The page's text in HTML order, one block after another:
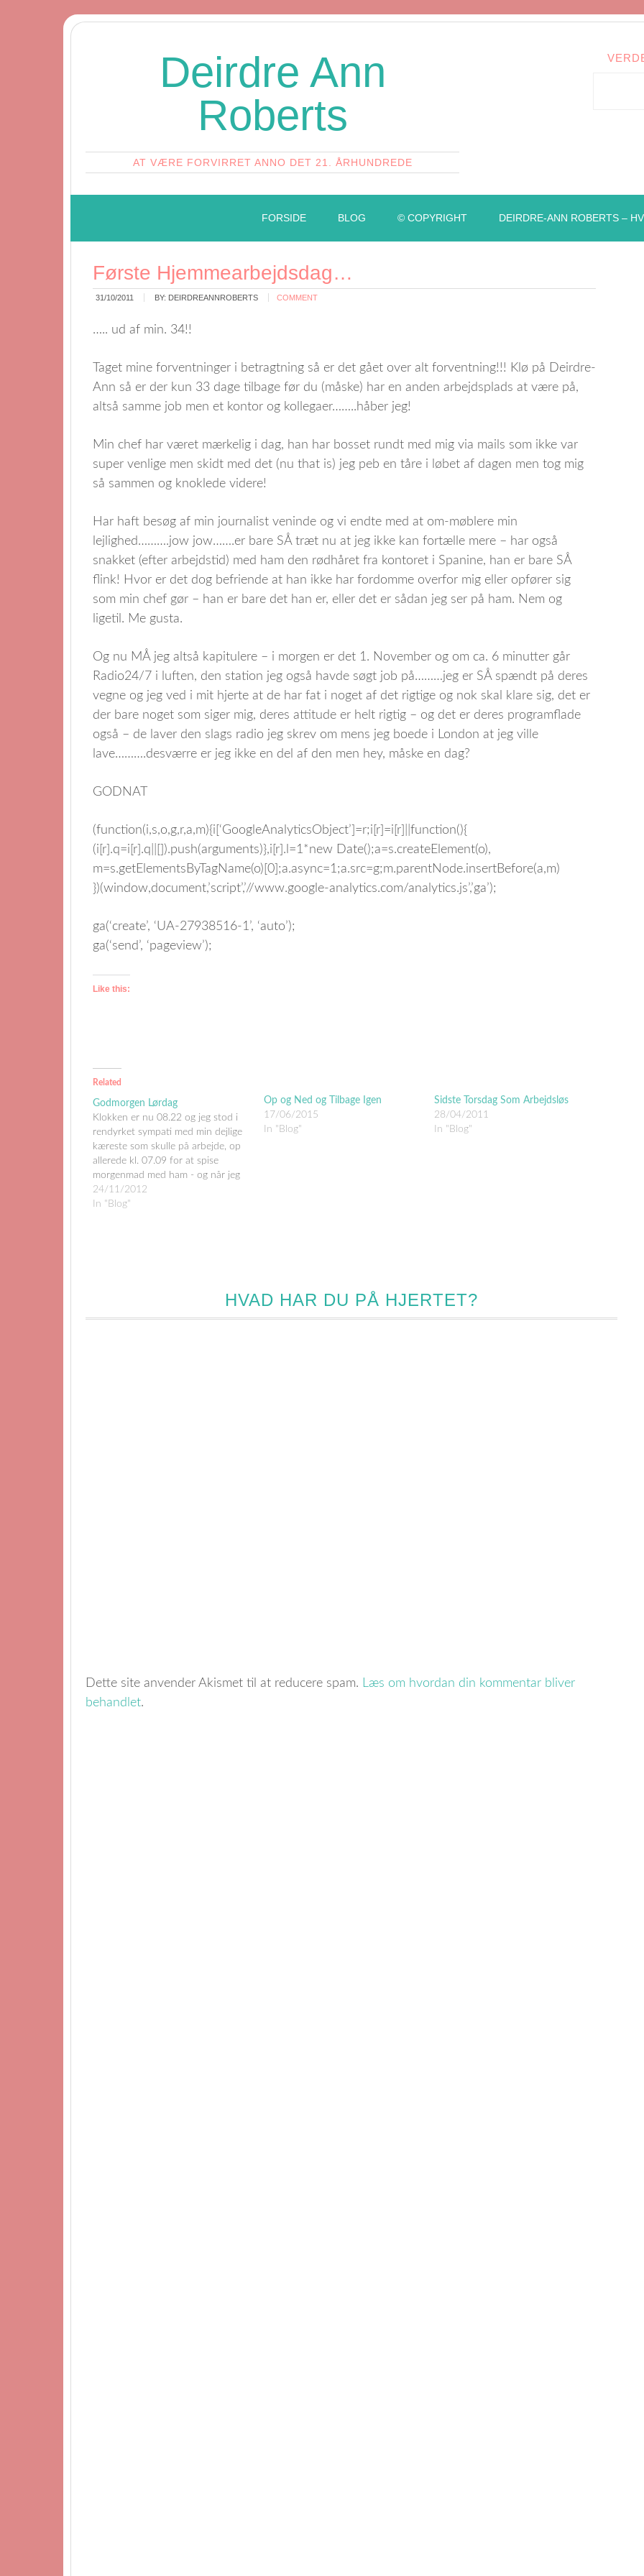
Deirdre Ann
Roberts
AT VÆRE FORVIRRET ANNO DET 21. ÅRHUNDREDE
FORSIDE BLOG © COPYRIGHT DEIRDRE-ANN ROBERTS –
Første Hjemmearbejdsdag…
31/10/2011 BY: DEIRDREANNROBERTS COMMENT
….. ud af min. 34!!
Taget mine forventninger i betragtning så er det gået over alt forventning!!! Klø på Deirdre-
Ann så er der kun 33 dage tilbage før du (måske) har en anden arbejdsplads at være på,
altså samme job men et kontor og kollegaer……..håber jeg!
Min chef har været mærkelig i dag, han har bosset rundt med mig via mails som ikke var
super venlige men skidt med det (nu that is) jeg peb en tåre i løbet af dagen men tog mig
så sammen og knoklede videre!
Har haft besøg af min journalist veninde og vi endte med at om-møblere min
lejlighed……….jow jow…….er bare SÅ træt nu at jeg ikke kan fortælle mere – har også
snakket (efter arbejdstid) med ham den rødhåret fra kontoret i Spanine, han er bare SÅ
flink! Hvor er det dog befriende at han ikke har fordomme overfor mig eller opfører sig
som min chef gør – han er bare det han er, eller det er sådan jeg ser på ham. Nem og
ligetil. Me gusta.
Og nu MÅ jeg altså kapitulere – i morgen er det 1. November og om ca. 6 minutter går
Radio24/7 i luften, den station jeg også havde søgt job på………jeg er SÅ spændt på deres
vegne og jeg ved i mit hjerte at de har fat i noget af det rigtige og nok skal klare sig, det er
der bare noget som siger mig, deres attitude er helt rigtig – og det er deres programflade
også – de laver den slags radio jeg skrev om mens jeg boede i London at jeg ville
lave……….desværre er jeg ikke en del af den men hey, måske en dag?
GODNAT
(function(i,s,o,g,r,a,m){i[‘GoogleAnalyticsObject’]=r;i[r]=i[r]||function(){
(i[r].q=i[r].q||[]).push(arguments)},i[r].l=1*new Date();a=s.createElement(o),
m=s.getElementsByTagName(o)[0];a.async=1;a.src=g;m.parentNode.insertBefore(a,m)
})(window,document,’script’,’//www.google-analytics.com/analytics.js’,’ga’);
ga(‘create’, ‘UA-27938516-1’, ‘auto’);
ga(‘send’, ‘pageview’);
Like this:
Related
Godmorgen Lørdag
Klokken er nu 08.22 og jeg stod i
rendyrket sympati med min dejlige
kæreste som skulle på arbejde, op
allerede kl. 07.09 for at spise
morgenmad med ham - og når jeg
en gang er oppe så kan jeg lige så
godt blive oppe så ja her er jeg!Jeg
24/11/2012
In "Blog"
Op og Ned og Tilbage Igen
17/06/2015
In "Blog"
Sidste Torsdag Som Arbejdsløs
28/04/2011
In "Blog"
HVAD HAR DU PÅ HJERTET?
Dette site anvender Akismet til at reducere spam. Læs om hvordan din kommentar bliver
behandlet.